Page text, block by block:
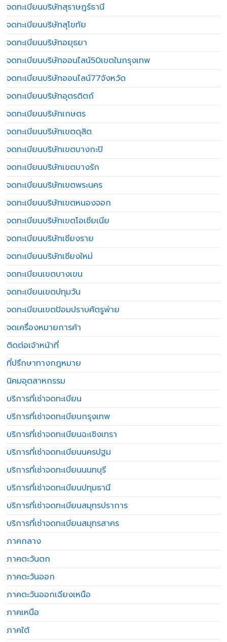
จดทะเบียนบริษัทสุราษฎร์ธานี
จดทะเบียนบริษัทสุโขทัย
จดทะเบียนบริษัทอยุธยา
จดทะเบียนบริษัทออนไลน์50เขตในกรุงเทพ
จดทะเบียนบริษัทออนไลน์77จังหวัด
จดทะเบียนบริษัทอุตรดิตถ์
จดทะเบียนบริษัทเกษตร
จดทะเบียนบริษัทเขตดุสิต
จดทะเบียนบริษัทเขตบางกะปิ
จดทะเบียนบริษัทเขตบางรัก
จดทะเบียนบริษัทเขตพระนคร
จดทะเบียนบริษัทเขตหนองจอก
จดทะเบียนบริษัทเขตโอเชียเนีย
จดทะเบียนบริษัทเชียงราย
จดทะเบียนบริษัทเชียงใหม่
จดทะเบียนเขตบางเขน
จดทะเบียนเขตปทุมวัน
จดทะเบียนเขตป้อมปราบศัตรูพ่าย
จดเครื่องหมายการค้า
ติดต่อเจ้าหน้าที่
ที่ปรึกษาทางกฎหมาย
นิคมอุตสาหกรรม
บริการที่เช่าจดทะเบียน
บริการที่เช่าจดทะเบียนกรุงเทพ
บริการที่เช่าจดทะเบียนฉะเชิงเทรา
บริการที่เช่าจดทะเบียนนครปฐม
บริการที่เช่าจดทะเบียนนนทบุรี
บริการที่เช่าจดทะเบียนปทุมธานี
บริการที่เช่าจดทะเบียนสมุทรปราการ
บริการที่เช่าจดทะเบียนสมุทรสาคร
ภาคกลาง
ภาคตะวันตก
ภาคตะวันออก
ภาคตะวันออกเฉียงเหนือ
ภาคเหนือ
ภาคใต้